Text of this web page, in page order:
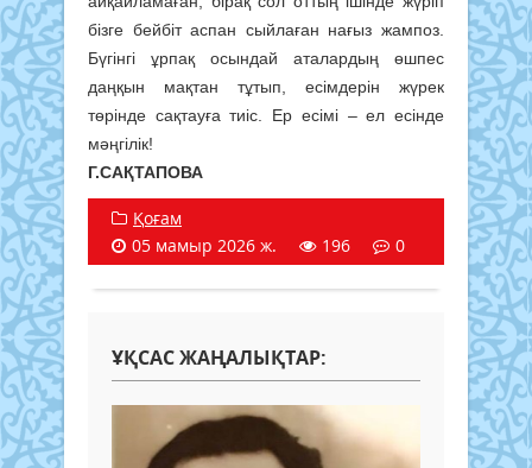
бізге бейбіт аспан сыйлаған нағыз жампоз.
Бүгінгі ұрпақ осындай аталардың өшпес
даңқын мақтан тұтып, есімдерін жүрек
төрінде сақтауға тиіс. Ер есімі – ел есінде
мәңгілік!
Г.САҚТАПОВА
Қоғам
05 мамыр 2026 ж.
196 0
ҰҚСАС ЖАҢАЛЫҚТАР: